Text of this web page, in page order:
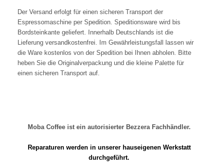
Der Versand erfolgt für einen sicheren Transport der
Espressomaschine per Spedition. Speditionsware wird bis
Bordsteinkante geliefert. Innerhalb Deutschlands ist die
Lieferung versandkostenfrei. Im Gewährleistungsfall lassen wir
die Ware kostenlos von der Spedition bei Ihnen abholen. Bitte
heben Sie die Originalverpackung und die kleine Palette für
einen sicheren Transport auf.
Moba Coffee ist ein autorisierter Bezzera Fachhändler.
Reparaturen werden in unserer hauseigenen Werkstatt
durchgeführt.